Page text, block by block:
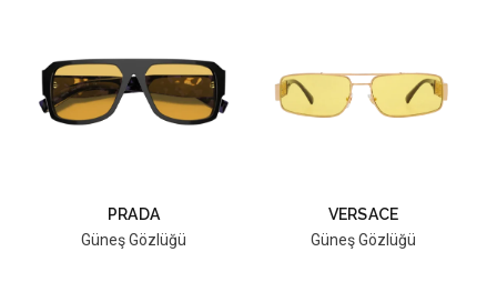
PRADA
Güneş Gözlüğü
VERSACE
Güneş Gözlüğü